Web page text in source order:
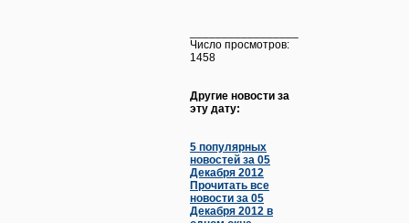
Число просмотров:
1458
Другие новости за
эту дату:
5 популярных
новостей за 05
Декабря 2012
Прочитать все
новости за 05
Декабря 2012 в